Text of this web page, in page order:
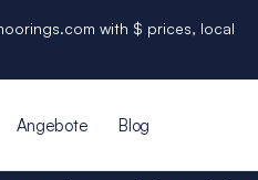
with $ prices, local
Angebote Blog